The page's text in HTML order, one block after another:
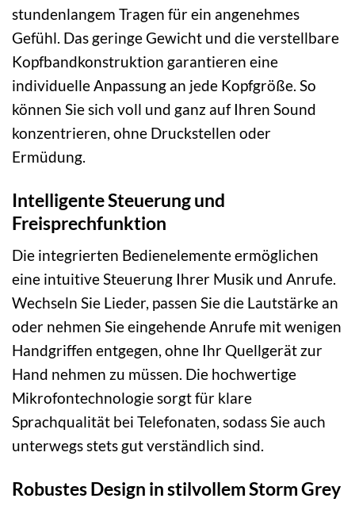
stundenlangem Tragen für ein angenehmes
Gefühl. Das geringe Gewicht und die verstellbare
Kopfbandkonstruktion garantieren eine
individuelle Anpassung an jede Kopfgröße. So
können Sie sich voll und ganz auf Ihren Sound
konzentrieren, ohne Druckstellen oder
Ermüdung.
Intelligente Steuerung und
Freisprechfunktion
Die integrierten Bedienelemente ermöglichen
eine intuitive Steuerung Ihrer Musik und Anrufe.
Wechseln Sie Lieder, passen Sie die Lautstärke an
oder nehmen Sie eingehende Anrufe mit wenigen
Handgriffen entgegen, ohne Ihr Quellgerät zur
Hand nehmen zu müssen. Die hochwertige
Mikrofontechnologie sorgt für klare
Sprachqualität bei Telefonaten, sodass Sie auch
unterwegs stets gut verständlich sind.
Robustes Design in stilvollem Storm Grey